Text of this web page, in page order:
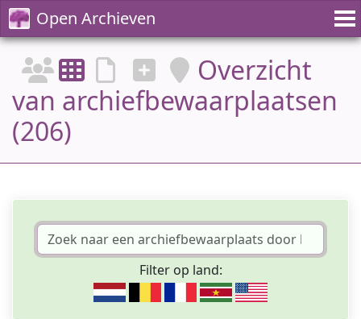
Open Archieven
Overzicht
van archiefbewaarplaatsen
(206)
Filter op land: